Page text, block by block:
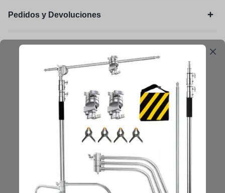
Pedidos y Devoluciones
Legal
Mantengámonos en contacto
Obtenga consejos, sugerencias, actualizaciones y más.
Mantenerse en Contacto